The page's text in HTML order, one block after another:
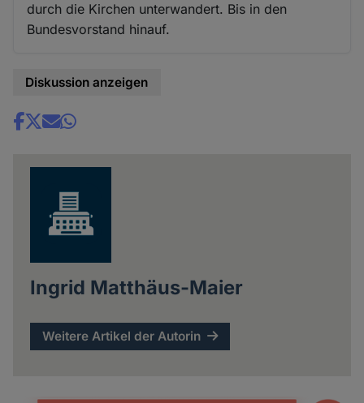
durch die Kirchen unterwandert. Bis in den
Bundesvorstand hinauf.
Diskussion anzeigen
Share
Ingrid Matthäus-Maier
Weitere Artikel der Autorin